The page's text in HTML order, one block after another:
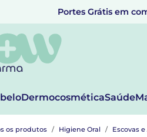
Portes Grátis em
DermocosméticaSaúde
os produtos Higiene Oral Escovas